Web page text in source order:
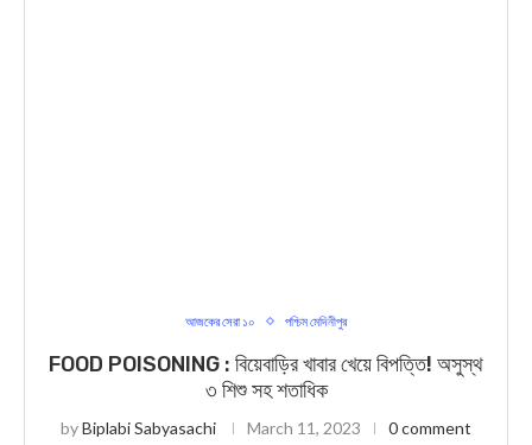
আজকের সেরা ১০ পশ্চিম মেদিনীপুর
FOOD POISONING : বিয়েবাড়ির খাবার খেয়ে বিপত্তি! অসুস্থ
৩ শিশু সহ শতাধিক
byBiplabi Sabyasachi March 11, 2023 0 comment